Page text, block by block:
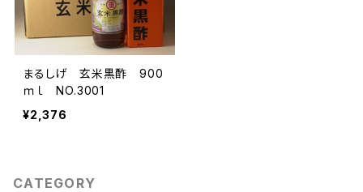
まるしげ 玄米黒酢 900
ｍｌ NO.3001
¥2,376
CATEGORY